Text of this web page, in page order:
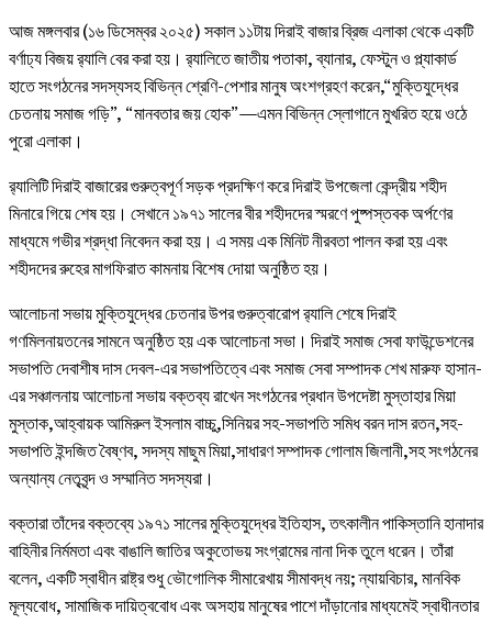
আজ মঙ্গলবার (১৬ ডিসেম্বর ২০২৫) সকাল ১১টায় দিরাই বাজার ব্রিজ এলাকা থেকে একটি
বর্ণাঢ্য বিজয় র‍্যালি বের করা হয়। র‍্যালিতে জাতীয় পতাকা, ব্যানার, ফেস্টুন ও প্ল্যাকার্ড
হাতে সংগঠনের সদস্যসহ বিভিন্ন শ্রেণি-পেশার মানুষ অংশগ্রহণ করেন,“মুক্তিযুদ্ধের
চেতনায় সমাজ গড়ি”, “মানবতার জয় হোক”—এমন বিভিন্ন স্লোগানে মুখরিত হয়ে ওঠে
পুরো এলাকা।
র‍্যালিটি দিরাই বাজারের গুরুত্বপূর্ণ সড়ক প্রদক্ষিণ করে দিরাই উপজেলা কেন্দ্রীয় শহীদ
মিনারে গিয়ে শেষ হয়। সেখানে ১৯৭১ সালের বীর শহীদদের স্মরণে পুষ্পস্তবক অর্পণের
মাধ্যমে গভীর শ্রদ্ধা নিবেদন করা হয়। এ সময় এক মিনিট নীরবতা পালন করা হয় এবং
শহীদদের রুহের মাগফিরাত কামনায় বিশেষ দোয়া অনুষ্ঠিত হয়।
আলোচনা সভায় মুক্তিযুদ্ধের চেতনার উপর গুরুত্বারোপ র‍্যালি শেষে দিরাই
গণমিলনায়তনের সামনে অনুষ্ঠিত হয় এক আলোচনা সভা। দিরাই সমাজ সেবা ফাউন্ডেশনের
সভাপতি দেবাশীষ দাস দেবল-এর সভাপতিত্বে এবং সমাজ সেবা সম্পাদক শেখ মারুফ হাসান-
এর সঞ্চালনায় আলোচনা সভায় বক্তব্য রাখেন সংগঠনের প্রধান উপদেষ্টা মুস্তাহার মিয়া
মুস্তাক,আহ্বায়ক আমিরুল ইসলাম বাচ্চু,সিনিয়র সহ-সভাপতি সমিধ বরন দাস রতন,সহ-
সভাপতি ইন্দজিত বৈষ্ণব, সদস্য মাছুম মিয়া,সাধারণ সম্পাদক গোলাম জিলানী,সহ সংগঠনের
অন্যান্য নেতৃবৃন্দ ও সম্মানিত সদস্যরা।
বক্তারা তাঁদের বক্তব্যে ১৯৭১ সালের মুক্তিযুদ্ধের ইতিহাস, তৎকালীন পাকিস্তানি হানাদার
বাহিনীর নির্মমতা এবং বাঙালি জাতির অকুতোভয় সংগ্রামের নানা দিক তুলে ধরেন। তাঁরা
বলেন, একটি স্বাধীন রাষ্ট্র শুধু ভৌগোলিক সীমারেখায় সীমাবদ্ধ নয়; ন্যায়বিচার, মানবিক
মূল্যবোধ, সামাজিক দায়িত্ববোধ এবং অসহায় মানুষের পাশে দাঁড়ানোর মাধ্যমেই স্বাধীনতার